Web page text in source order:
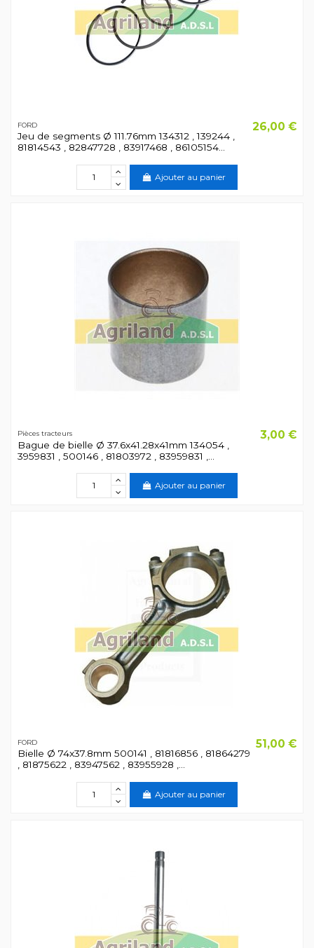
FORD
Jeu de segments Ø 111.76mm 134312 , 139244 ,
81814543 , 82847728 , 83917468 , 86105154...
26,00 €
Ajouter au panier
Pièces tracteurs
Bague de bielle Ø 37.6x41.28x41mm 134054 ,
3959831 , 500146 , 81803972 , 83959831 ,...
3,00 €
Ajouter au panier
FORD
Bielle Ø 74x37.8mm 500141 , 81816856 , 81864279
, 81875622 , 83947562 , 83955928 ,...
51,00 €
Ajouter au panier